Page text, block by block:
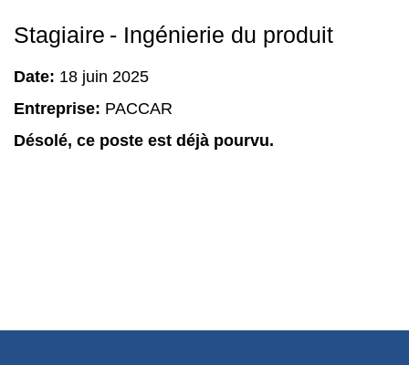
Stagiaire - Ingénierie du produit
Date: 18 juin 2025
Entreprise: PACCAR
Désolé, ce poste est déjà pourvu.